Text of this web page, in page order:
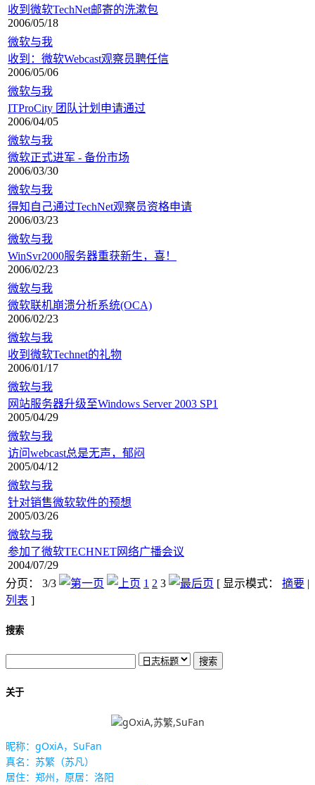
收到微软TechNet邮寄的洗漱包
2006/05/18
微软与我
收到：微软Webcast观察员聘任信
2006/05/06
微软与我
ITProCity 团队计划申请通过
2006/04/05
微软与我
微软正式进军 - 备份市场
2006/03/30
微软与我
得知自己通过TechNet观察员资格申请
2006/03/23
微软与我
WinSvr2000服务器重获新生，喜！
2006/02/23
微软与我
微软联机崩溃分析系统(OCA)
2006/02/23
微软与我
收到微软Technet的礼物
2006/01/17
微软与我
网站服务器升级至Windows Server 2003 SP1
2005/04/29
微软与我
访问webcast总是无声，郁闷
2005/04/12
微软与我
针对销售微软软件的预想
2005/03/26
微软与我
参加了微软TECHNET网络广播会议
2004/07/29
分页： 3/3
1 2 3 [ 显示模式： 摘要 |
列表 ]
搜索
关于
昵称：gOxiA，SuFan
真名：苏繁（苏凡）
居住：郑州，原居：洛阳